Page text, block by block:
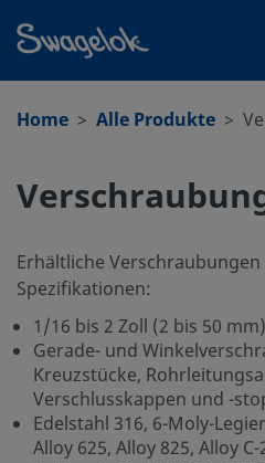
Home
Alle Produkte
Erhältliche
Spezifikationen:
1/16 bis 2 Zoll (2 bis 50 mm)
Gerade- und
Kreuzstücke,
Verschlusskappen und -
Edelstahl 316, 6-Moly-
Alloy 625, Alloy 825, Alloy